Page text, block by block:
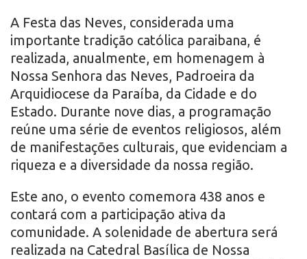
A Festa das Neves, considerada uma
importante tradição católica paraibana, é
realizada, anualmente, em homenagem à
Nossa Senhora das Neves, Padroeira da
Arquidiocese da Paraíba, da Cidade e do
Estado. Durante nove dias, a programação
reúne uma série de eventos religiosos, além
de manifestações culturais, que evidenciam a
riqueza e a diversidade da nossa região.
Este ano, o evento comemora 438 anos e
contará com a participação ativa da
comunidade. A solenidade de abertura será
realizada na Catedral Basílica de Nossa